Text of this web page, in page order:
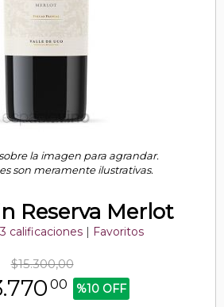
la imagen para agrandar.
son meramente ilustrativas.
Reserva Merlot
3 calificaciones| Favoritos
$15.300,00
00 %10 OFF